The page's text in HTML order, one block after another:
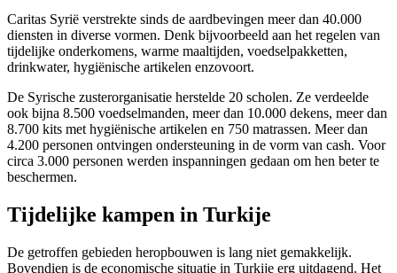
Caritas Syrië verstrekte sinds de aardbevingen meer dan 40.000
diensten in diverse vormen. Denk bijvoorbeeld aan het regelen van
tijdelijke onderkomens, warme maaltijden, voedselpakketten,
drinkwater, hygiënische artikelen enzovoort.
De Syrische zusterorganisatie herstelde 20 scholen. Ze verdeelde
ook bijna 8.500 voedselmanden, meer dan 10.000 dekens, meer dan
8.700 kits met hygiënische artikelen en 750 matrassen. Meer dan
4.200 personen ontvingen ondersteuning in de vorm van cash. Voor
circa 3.000 personen werden inspanningen gedaan om hen beter te
beschermen.
Tijdelijke kampen in Turkije
De getroffen gebieden heropbouwen is lang niet gemakkelijk.
Bovendien is de economische situatie in Turkije erg uitdagend. Het